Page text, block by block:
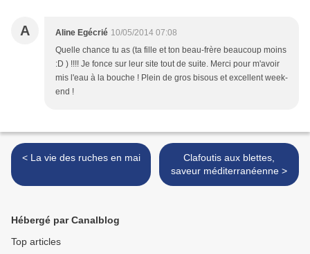
A Aline Egécrié 10/05/2014 07:08
Quelle chance tu as (ta fille et ton beau-frère beaucoup moins
:D ) !!!! Je fonce sur leur site tout de suite. Merci pour m'avoir
mis l'eau à la bouche ! Plein de gros bisous et excellent week-
end !
< La vie des ruches en mai
Clafoutis aux blettes,
saveur méditerranéenne >
Hébergé par Canalblog
Top articles